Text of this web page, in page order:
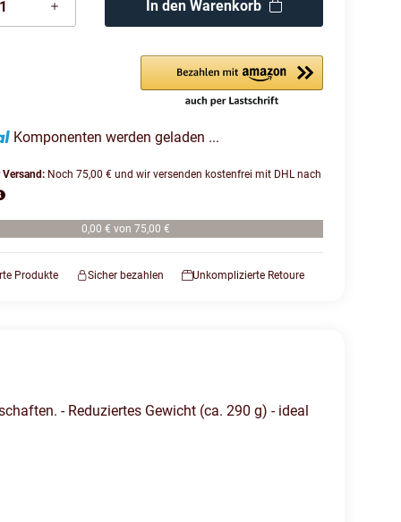
In den Warenkorb
Komponenten werden geladen ...
Noch 75,00 € und wir versenden kostenfrei mit DHL nach
0,00 € von 75,00 €
Produkte Sicher bezahlen Unkomplizierte Retoure
- Reduziertes Gewicht (ca. 290 g) - ideal